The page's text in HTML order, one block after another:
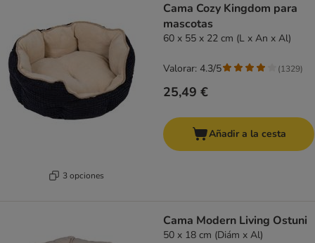
3 opciones
Cama Cozy Kingdom para
mascotas
60 x 55 x 22 cm (L x An x Al)
25,49 €
Valorar: 4.3/5 (1329)
Añadir a la cesta
Cama Modern Living Ostuni
50 x 18 cm (Diám x Al)